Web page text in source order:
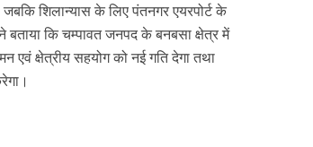
शिलान्यास के लिए पंतनगर एयरपोर्ट के
बताया कि चम्पावत जनपद के बनबसा क्षेत्र में
एवं क्षेत्रीय सहयोग को नई गति देगा तथा